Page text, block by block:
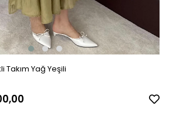
Balon kol Üçlü Etekli Takım Yağ Yeşili